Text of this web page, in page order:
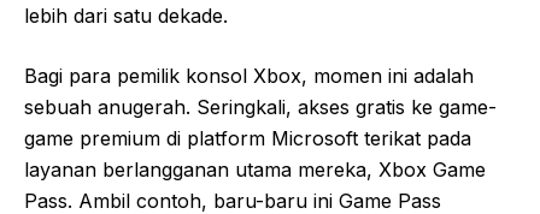
lebih dari satu dekade.
Bagi para pemilik konsol Xbox, momen ini adalah
sebuah anugerah. Seringkali, akses gratis ke game-
game premium di platform Microsoft terikat pada
layanan berlangganan utama mereka, Xbox Game
Pass. Ambil contoh, baru-baru ini Game Pass